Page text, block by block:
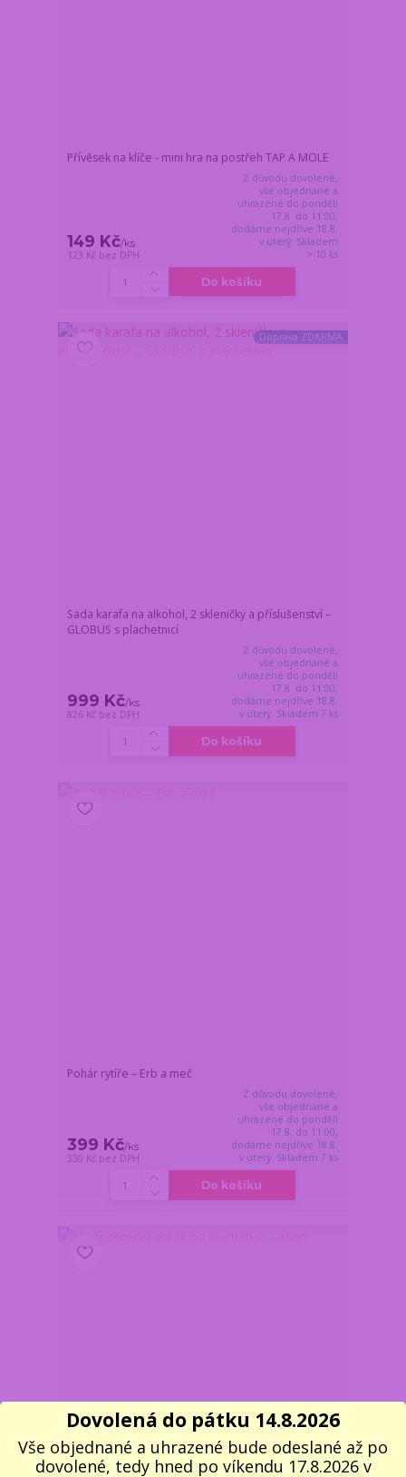
Přívěsek na klíče - mini hra na postřeh TAP A MOLE
149 Kč/ks
123 Kč bez DPH
Z důvodu dovolené,
vše objednané a
uhrazené do pondělí
17.8. do 11:00,
dodáme nejdříve 18.8.
v úterý. Skladem
> 10 ks
Do košíku
Doprava ZDARMA
Sada karafa na alkohol, 2 skleničky a příslušenství –
GLOBUS s plachetnicí
999 Kč/ks
826 Kč bez DPH
Z důvodu dovolené,
vše objednané a
uhrazené do pondělí
17.8. do 11:00,
dodáme nejdříve 18.8.
v úterý. Skladem 7 ks
Do košíku
Pohár rytíře – Erb a meč
399 Kč/ks
330 Kč bez DPH
Z důvodu dovolené,
vše objednané a
uhrazené do pondělí
17.8. do 11:00,
dodáme nejdříve 18.8.
v úterý. Skladem 7 ks
Do košíku
Dovolená do pátku 14.8.2026
Vše objednané a uhrazené bude odeslané až po
dovolené, tedy hned po víkendu 17.8.2026 v